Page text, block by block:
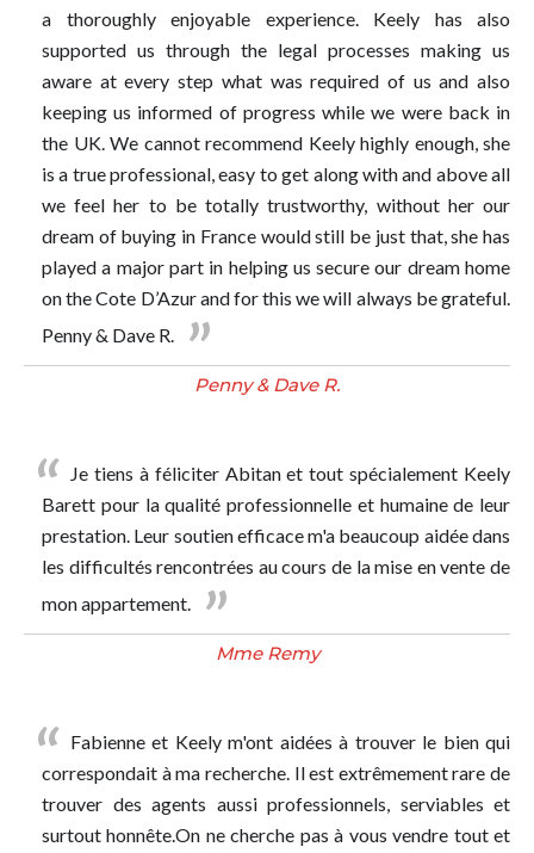
a thoroughly enjoyable experience. Keely has also
supported us through the legal processes making us
aware at every step what was required of us and also
keeping us informed of progress while we were back in
the UK. We cannot recommend Keely highly enough, she
is a true professional, easy to get along with and above all
we feel her to be totally trustworthy, without her our
dream of buying in France would still be just that, she has
played a major part in helping us secure our dream home
on the Cote D’Azur and for this we will always be grateful.
Penny & Dave R.
Penny & Dave R.
Je tiens à féliciter Abitan et tout spécialement Keely
Barett pour la qualité professionnelle et humaine de leur
prestation. Leur soutien efficace m'a beaucoup aidée dans
les difficultés rencontrées au cours de la mise en vente de
mon appartement.
Mme Remy
Fabienne et Keely m'ont aidées à trouver le bien qui
correspondait à ma recherche. Il est extrêmement rare de
trouver des agents aussi professionnels, serviables et
surtout honnête.On ne cherche pas à vous vendre tout et